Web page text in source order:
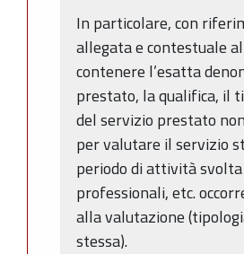
In particolare, con
allegata e contestuale
contenere l’esatta
prestato, la qualifica, il
del servizio prestato
per valutare il servizio
periodo di attività
professionali, etc.
alla valutazione
stessa).